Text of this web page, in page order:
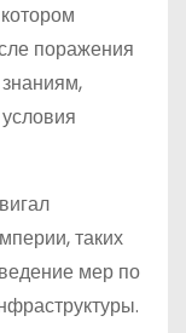
поражения
таких
мер по